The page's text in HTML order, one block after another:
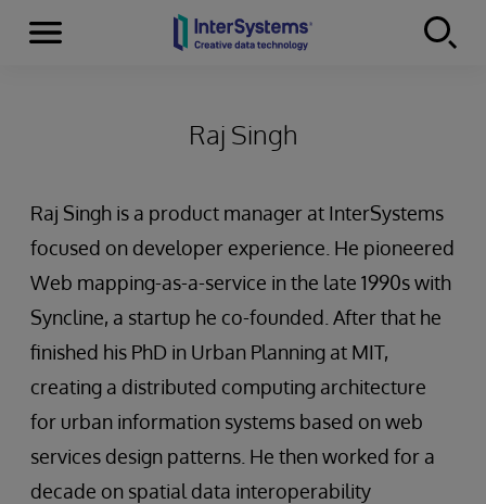
Skip to content
Menu
Raj Singh
Raj Singh is a product manager at InterSystems
focused on developer experience. He pioneered
Web mapping-as-a-service in the late 1990s with
Syncline, a startup he co-founded. After that he
finished his PhD in Urban Planning at MIT,
creating a distributed computing architecture
for urban information systems based on web
services design patterns. He then worked for a
decade on spatial data interoperability